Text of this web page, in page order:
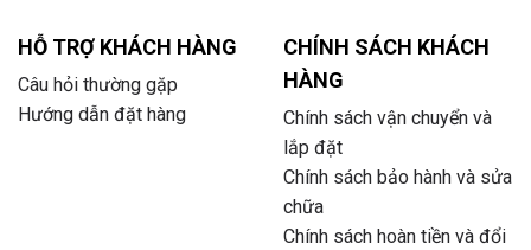
HỖ TRỢ KHÁCH HÀNG
Câu hỏi thường gặp
Hướng dẫn đặt hàng
CHÍNH SÁCH KHÁCH
HÀNG
Chính sách vận chuyển và
lắp đặt
Chính sách bảo hành và sửa
chữa
Chính sách hoàn tiền và đổi